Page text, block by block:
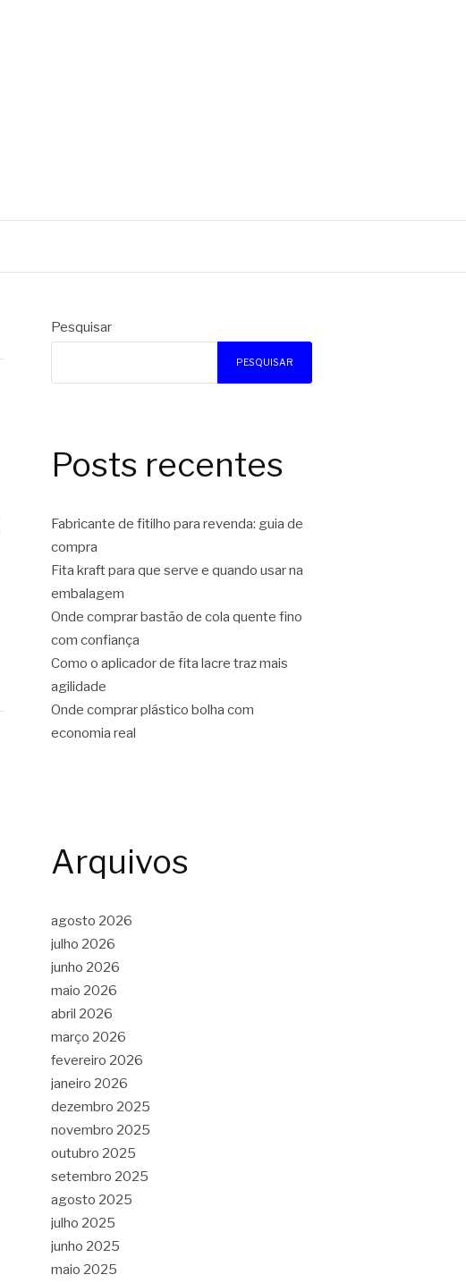
Pesquisar
PESQUISAR
Posts recentes
Fabricante de fitilho para revenda: guia de
compra
Fita kraft para que serve e quando usar na
embalagem
Onde comprar bastão de cola quente fino
com confiança
Como o aplicador de fita lacre traz mais
agilidade
Onde comprar plástico bolha com
economia real
Arquivos
agosto 2026
julho 2026
junho 2026
maio 2026
abril 2026
março 2026
fevereiro 2026
janeiro 2026
dezembro 2025
novembro 2025
outubro 2025
setembro 2025
agosto 2025
julho 2025
junho 2025
maio 2025